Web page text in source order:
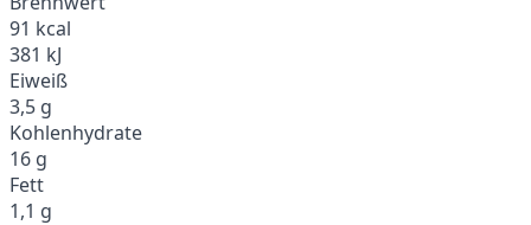
91 kcal
381 kJ
Eiweiß
3,5 g
Kohlenhydrate
16 g
Fett
1,1 g